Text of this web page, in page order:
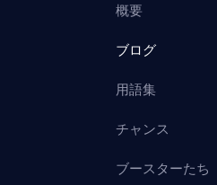
概要
ブログ
用語集
チャンス
ブースターたち